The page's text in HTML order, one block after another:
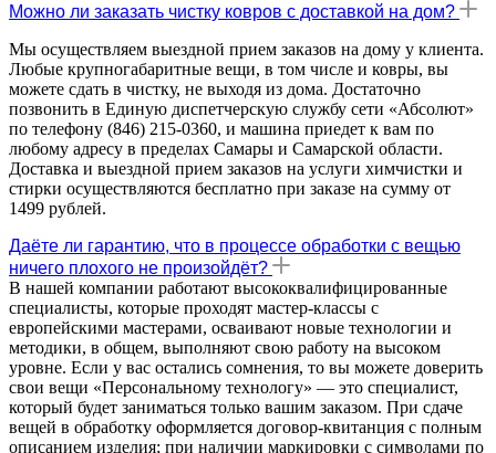
Можно ли заказать чистку ковров с доставкой на дом?
Мы осуществляем выездной прием заказов на дому у клиента.
Любые крупногабаритные вещи, в том числе и ковры, вы
можете сдать в чистку, не выходя из дома. Достаточно
позвонить в Единую диспетчерскую службу сети «Абсолют»
по телефону (846) 215-0360, и машина приедет к вам по
любому адресу в пределах Самары и Самарской области.
Доставка и выездной прием заказов на услуги химчистки и
стирки осуществляются бесплатно при заказе на сумму от
1499 рублей.
Даёте ли гарантию, что в процессе обработки с вещью
ничего плохого не произойдёт?
В нашей компании работают высококвалифицированные
специалисты, которые проходят мастер-классы с
европейскими мастерами, осваивают новые технологии и
методики, в общем, выполняют свою работу на высоком
уровне. Если у вас остались сомнения, то вы можете доверить
свои вещи «Персональному технологу» — это специалист,
который будет заниматься только вашим заказом. При сдаче
вещей в обработку оформляется договор-квитанция с полным
описанием изделия; при наличии маркировки с символами по